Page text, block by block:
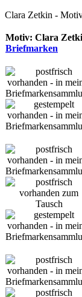
Clara Zetkin -
Motiv: Clara
Briefmarken